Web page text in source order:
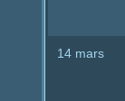
14 mars